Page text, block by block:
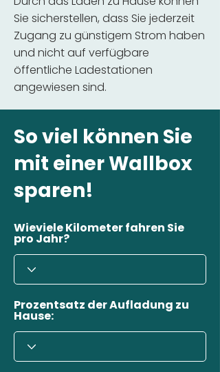
Sie sicherstellen, dass Sie jederzeit
Zugang zu günstigem Strom haben
und nicht auf verfügbare
öffentliche Ladestationen
angewiesen sind.
So viel können Sie
mit einer Wallbox
sparen!
Wieviele Kilometer fahren Sie
pro Jahr?
Prozentsatz der Aufladung zu
Hause: